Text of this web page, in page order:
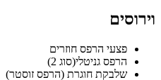
וירוסים
פצעי הרפס חוזרים
הרפס גניטלי(סוג 2)
שלבקת חוגרת (הרפס זוסטר)